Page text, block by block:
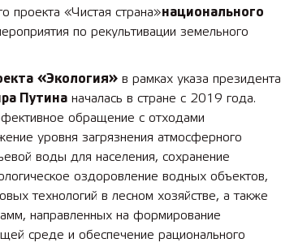
проекта «Чистая страна»национального
по рекультивации земельного
«Экология» в рамках указа президента
Путина началась в стране с 2019 года.
обращение с отходами
уровня загрязнения атмосферного
воды для населения, сохранение
оздоровление водных объектов,
технологий в лесном хозяйстве, а также
направленных на формирование
среде и обеспечение рационального